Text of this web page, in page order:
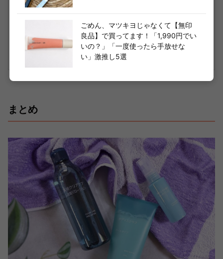
無印良品 ボディスクラブ クールタイプ 200
楽天で購入
まとめ
ごめん、マツキヨじゃなくて【無印
良品】で買ってます！「1,990円でい
いの？」「一度使ったら手放せな
い」激推し5選